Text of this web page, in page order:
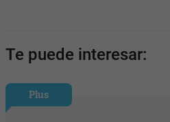
Te puede interesar:
Plus